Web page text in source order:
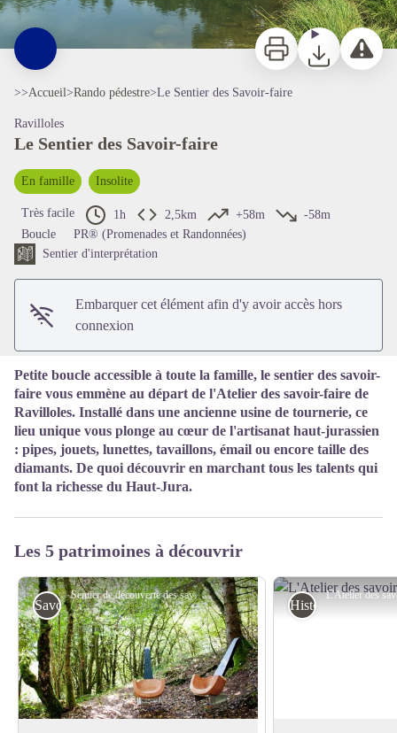
Voir l'image en plein écran
ImprimerTéléchargerSignaler
>>Accueil>Rando pédestre>Le Sentier des Savoir-faire
Ravilloles
Le Sentier des Savoir-faire
En famille Insolite
Très facile 1h 2,5km +58m
-58m
Boucle
PR® (Promenades et Randonnées)
Sentier d'interprétation
Embarquer cet élément afin d'y avoir accès hors
connexion
Petite boucle accessible à toute la famille, le sentier des savoir-
faire vous emmène au départ de l'Atelier des savoir-faire de
Ravilloles. Installé dans une ancienne usine de tournerie, ce
lieu unique vous plonge au cœur de l'artisanat haut-jurassien
: pipes, jouets, lunettes, tavaillons, émail ou encore taille des
diamants. De quoi découvrir en marchant tous les talents qui
font la richesse du Haut-Jura.
Les 5 patrimoines à découvrir
Sentier de découverte des savoir-faire -
Savoir-faire Histoire et